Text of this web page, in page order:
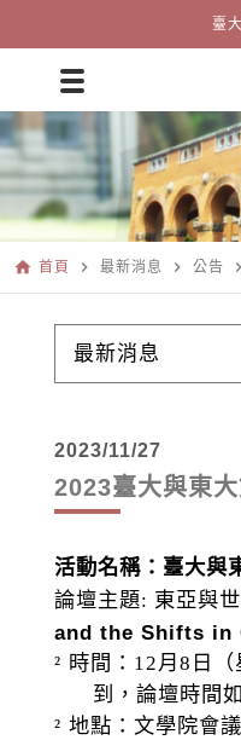
臺
home 首頁 navigate_next 最新消息 navigate_next 公告 navigate_next
最新消息
2023/11/27
2023臺大與東
活動名稱：臺大與
論壇主題: 東亞與
and the Shifts in
² 時間： 12月 8 日
到，論壇時間
² 地點：文學院會